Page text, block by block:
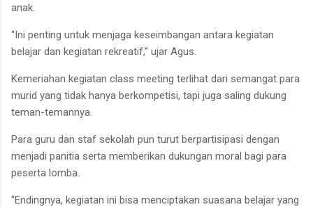
anak.
"Ini penting untuk menjaga keseimbangan antara kegiatan
belajar dan kegiatan rekreatif,” ujar Agus.
Kemeriahan kegiatan class meeting terlihat dari semangat para
murid yang tidak hanya berkompetisi, tapi juga saling dukung
teman-temannya.
Para guru dan staf sekolah pun turut berpartisipasi dengan
menjadi panitia serta memberikan dukungan moral bagi para
peserta lomba.
"Endingnya, kegiatan ini bisa menciptakan suasana belajar yang